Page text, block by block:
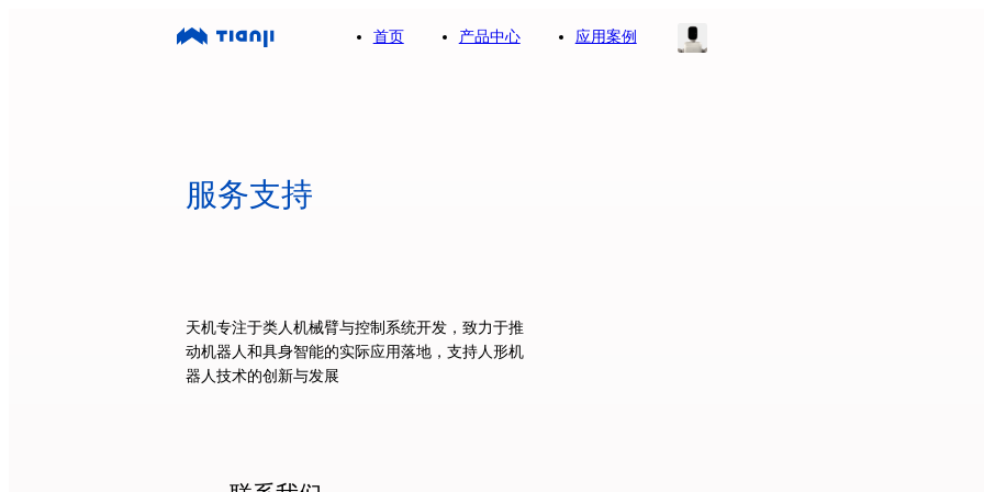
首页 产品中心 应用案例
服务支持
天机专注于类人机械臂与控制系统开发，致力于推
动机器人和具身智能的实际应用落地，支持人形机
器人技术的创新与发展